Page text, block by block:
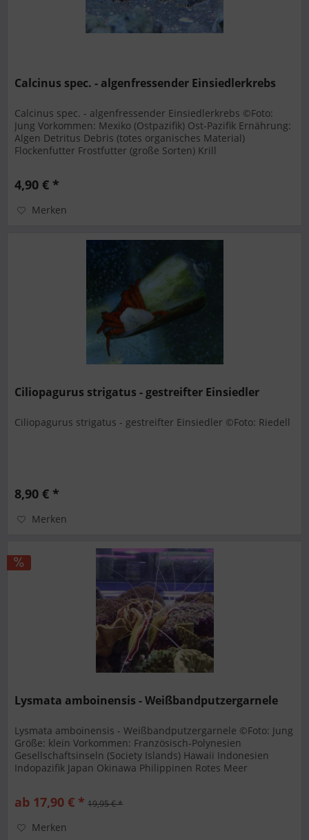
Calcinus spec. - algenfressender Einsiedlerkrebs
Calcinus spec. - algenfressender Einsiedlerkrebs ©Foto:
Jung Vorkommen: Mexiko (Ostpazifik) Ost-Pazifik Ernährung:
Algen Detritus Debris (totes organisches Material)
Flockenfutter Frostfutter (große Sorten) Krill
4,90 € *
Merken
Ciliopagurus strigatus - gestreifter Einsiedler
Ciliopagurus strigatus - gestreifter Einsiedler ©Foto: Riedell
8,90 € *
Merken
Lysmata amboinensis - Weißbandputzergarnele
Lysmata amboinensis - Weißbandputzergarnele ©Foto: Jung
Größe: klein Vorkommen: Französisch-Polynesien
Gesellschaftsinseln (Society Islands) Hawaii Indonesien
Indopazifik Japan Okinawa Philippinen Rotes Meer
ab 17,90 € * 19,95 € *
Merken